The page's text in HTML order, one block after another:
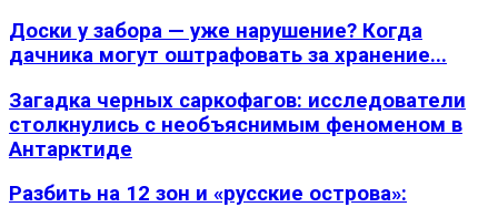
Доски у забора — уже нарушение? Когда
дачника могут оштрафовать за хранение...
Загадка черных саркофагов: исследователи
столкнулись с необъяснимым феноменом в
Антарктиде
Разбить на 12 зон и «русские острова»: